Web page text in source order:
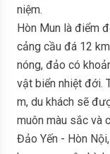
niệm.
Hòn Mun là điểm
cảng cầu đá 12
nóng, đảo có
vật biển nhiệt đới.
m, du khách sẽ
muôn màu sắc và
Đảo Yến - Hòn